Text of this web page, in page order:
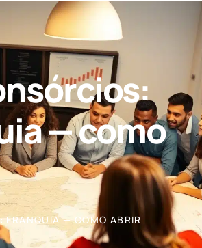
— como
FRANQUIA — COMO ABRIR